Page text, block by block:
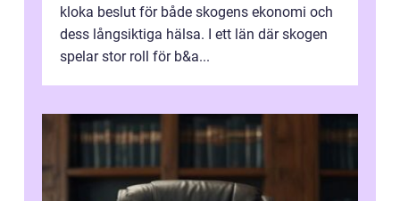
kloka beslut för både skogens ekonomi och
dess långsiktiga hälsa. I ett län där skogen
spelar stor roll för b&a...